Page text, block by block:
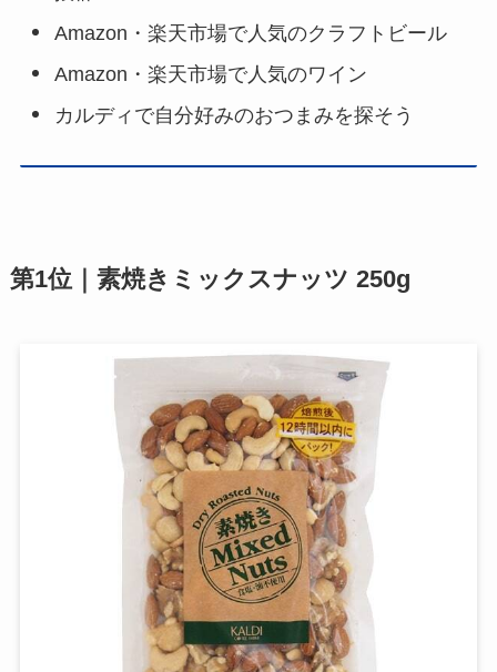
Amazon・楽天市場で人気のクラフトビール
Amazon・楽天市場で人気のワイン
カルディで自分好みのおつまみを探そう
第1位｜素焼きミックスナッツ 250g